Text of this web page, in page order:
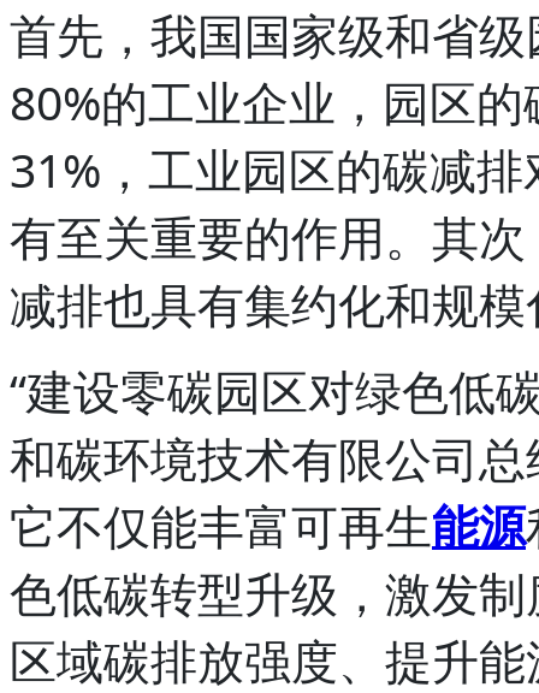
首先，我国国家级和省
80%的工业企业，园区
31%，工业园区的碳减
有至关重要的作用。其
减排也具有集约化和规
“建设零碳园区对绿色低
和碳环境技术有限公司
它不仅能丰富可再生能源
色低碳转型升级，激发
区域碳排放强度、提升